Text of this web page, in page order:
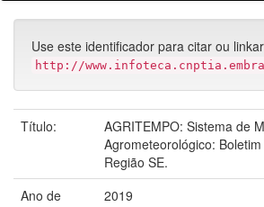
Use este identificador para citar ou
http://
Título:
AGRITEMPO: Sistema de
Agrometeorológico:
Região SE.
Ano de
2019